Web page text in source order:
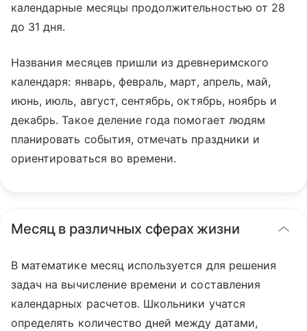
календарные месяцы продолжительностью от 28
до 31 дня.
Названия месяцев пришли из древнеримского
календаря: январь, февраль, март, апрель, май,
июнь, июль, август, сентябрь, октябрь, ноябрь и
декабрь. Такое деление года помогает людям
планировать события, отмечать праздники и
ориентироваться во времени.
Месяц в различных сферах жизни
В математике месяц используется для решения
задач на вычисление времени и составления
календарных расчетов. Школьники учатся
определять количество дней между датами,